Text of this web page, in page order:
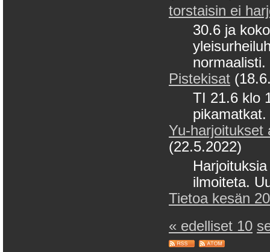
torstaisin ei
30.6 ja
normaalisti.
Pistekisat
TI 21.6 klo
Yu-harjoitukset
(22.5.2022)
ilmoiteta.
Tietoa kesän
« edelliset 10